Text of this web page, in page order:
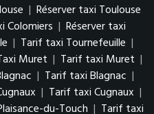
| Réserver taxi Toulouse
Colomiers | Réserver taxi
| Tarif taxi Tournefeuille |
Muret | Tarif taxi Muret |
| Tarif taxi Blagnac |
| Tarif taxi Cugnaux |
du-Touch | Tarif taxi